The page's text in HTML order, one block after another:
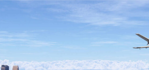
Flight
Simulator